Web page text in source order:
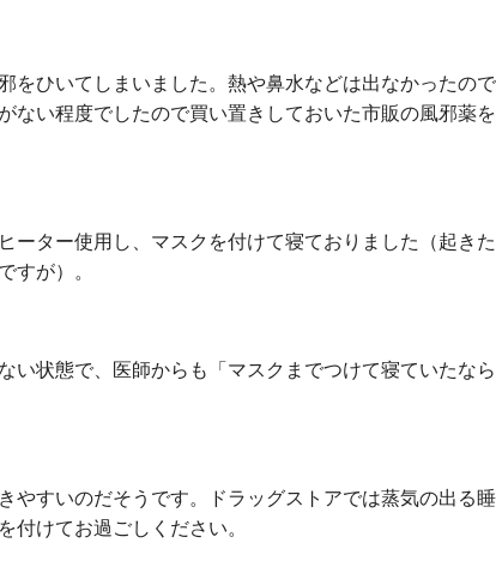
ひいてしまいました。熱や鼻水などは出なかったので
ない程度でしたので買い置きしておいた市販の風邪薬
ーター使用し、マスクを付けて寝ておりました（起き
すが）。
状態で、医師からも「マスクまでつけて寝ていたな
やすいのだそうです。ドラッグストアでは蒸気の出る
けてお過ごしください。